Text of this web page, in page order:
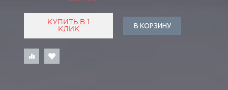
КУПИТЬ В 1
КЛИК
В КОРЗИНУ